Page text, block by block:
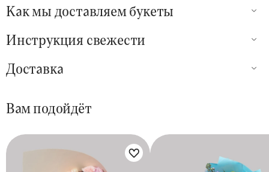
Как мы доставляем букеты
Инструкция свежести
Доставка
Вам подойдёт
Цветы букета: